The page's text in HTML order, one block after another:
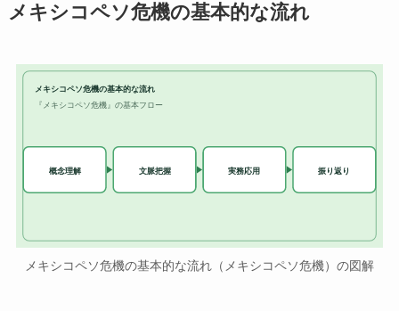
メキシコペソ危機の基本的な流れ
メキシコペソ危機の基本的な流れ
『メキシコペソ危機』の基本フロー
概念理解 文脈把握 実務応用 振り返り
メキシコペソ危機の基本的な流れ（メキシコペソ危機）の図解